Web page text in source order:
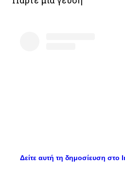
Δείτε αυτή τη δημοσίευση στο